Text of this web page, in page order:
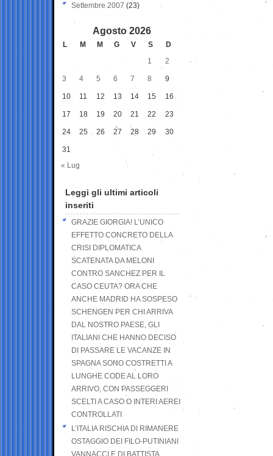
Settembre 2007 (23)
Agosto 2026
L M M G V S
D
1
2
3 4 5 6 7 8 9
10 11 12 13 14 15 16
17 18 19 20 21 22 23
24 25 26 27 28 29 30
31
« Lug
Leggi gli ultimi articoli
inseriti
GRAZIE GIORGIA! L’UNICO
EFFETTO CONCRETO DELLA
CRISI DIPLOMATICA
SCATENATA DA MELONI
CONTRO SANCHEZ PER IL
CASO CEUTA? ORA CHE
ANCHE MADRID HA SOSPESO
SCHENGEN PER CHI ARRIVA
DAL NOSTRO PAESE, GLI
ITALIANI CHE HANNO DECISO
DI PASSARE LE VACANZE IN
SPAGNA SONO COSTRETTI A
LUNGHE CODE AL LORO
ARRIVO, CON PASSEGGERI
SCELTI A CASO O INTERI AEREI
CONTROLLATI
L’ITALIA RISCHIA DI RIMANERE
OSTAGGIO DEI FILO-PUTINIANI
VANNACCI E DI BATTISTA.